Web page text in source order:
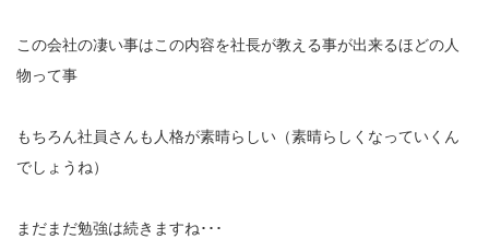
この会社の凄い事はこの内容を社長が教える事が出来るほどの人
物って事
もちろん社員さんも人格が素晴らしい（素晴らしくなっていくん
でしょうね）
まだまだ勉強は続きますね･･･